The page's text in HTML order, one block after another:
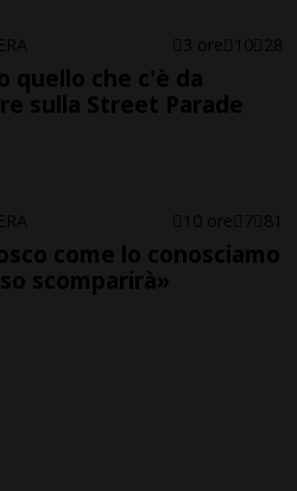
3 ore 10 28
quello che c'è da
sulla Street Parade
10 ore 7 81
come lo conosciamo
scomparirà»